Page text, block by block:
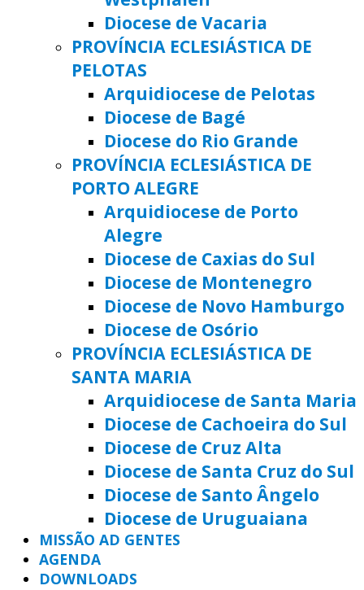
Diocese de Vacaria
PROVÍNCIA ECLESIÁSTICA DE
PELOTAS
Arquidiocese de Pelotas
Diocese de Bagé
Diocese do Rio Grande
PROVÍNCIA ECLESIÁSTICA DE
PORTO ALEGRE
Arquidiocese de Porto
Alegre
Diocese de Caxias do Sul
Diocese de Montenegro
Diocese de Novo Hamburgo
Diocese de Osório
PROVÍNCIA ECLESIÁSTICA DE
SANTA MARIA
Arquidiocese de Santa Maria
Diocese de Cachoeira do Sul
Diocese de Cruz Alta
Diocese de Santa Cruz do Sul
Diocese de Santo Ângelo
Diocese de Uruguaiana
MISSÃO AD GENTES
AGENDA
DOWNLOADS